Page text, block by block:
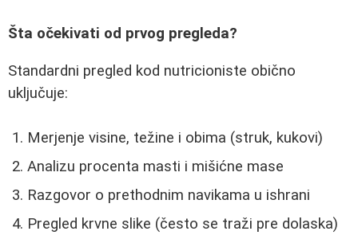
Šta očekivati od prvog pregleda?
Standardni pregled kod nutricioniste obično
uključuje:
Merjenje visine, težine i obima (struk, kukovi)
Analizu procenta masti i mišićne mase
Razgovor o prethodnim navikama u ishrani
Pregled krvne slike (često se traži pre dolaska)